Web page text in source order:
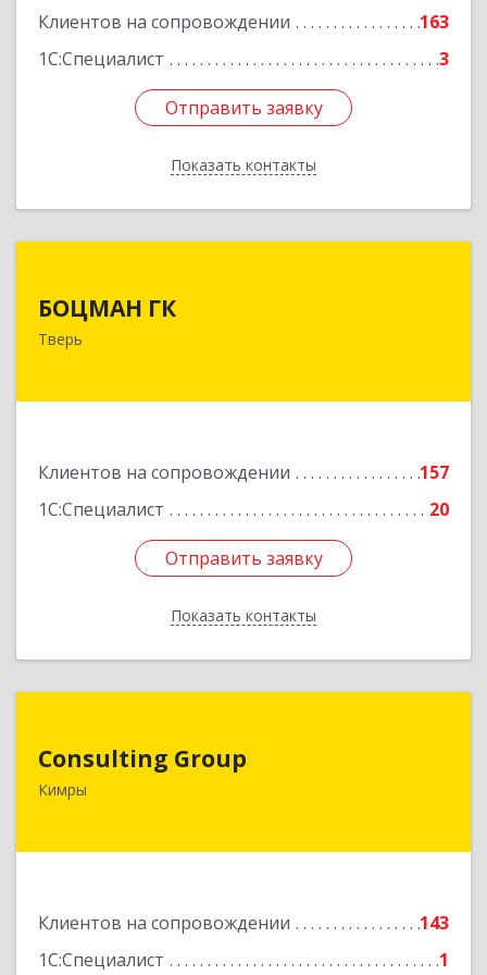
Клиентов на сопровождении
163
1С:Специалист
3
Отправить заявку
Показать контакты
Отправить заявку
Назад
БОЦМАН ГК
Тверь
Клиентов на сопровождении
157
1С:Специалист
20
Отправить заявку
Показать контакты
Подробнее
Отправить заявку
Назад
Consulting Group
Кимры
Клиентов на сопровождении
143
1С:Специалист
1
171507, Тверская обл, Кимры г, Малая Садовая
Подробнее